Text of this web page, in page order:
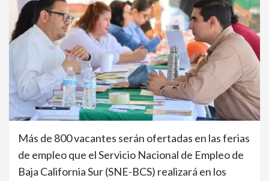
Más de 800 vacantes serán ofertadas en las ferias
de empleo que el Servicio Nacional de Empleo de
Baja California Sur (SNE-BCS) realizará en los